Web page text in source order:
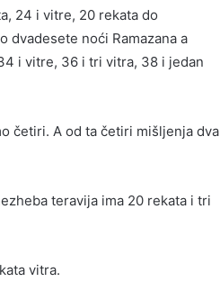
24 i vitre, 20 rekata do
dvadesete noći Ramazana a
i vitre, 36 i tri vitra, 38 i jedan
četiri. A od ta četiri mišljenja dva
teravija ima 20 rekata i tri
vitra.